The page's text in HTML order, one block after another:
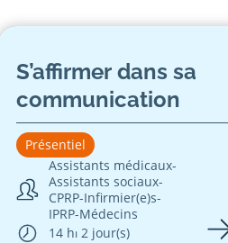
S’affirmer dans sa
communication
Présentiel
Assistants médicaux-
Assistants sociaux-
CPRP-Infirmier(e)s-
IPRP-Médecins
14 h⏐ 2 jour(s)